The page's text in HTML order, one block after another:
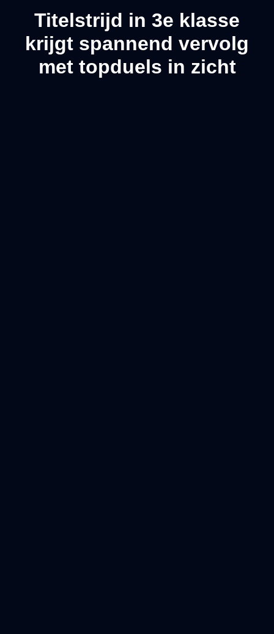
Titelstrijd in 3e klasse
krijgt spannend vervolg
met topduels in zicht